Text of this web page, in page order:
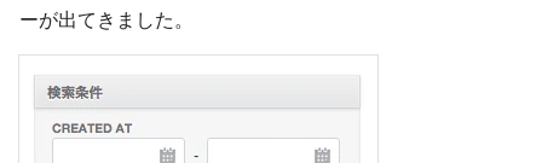
ーが出てきました。